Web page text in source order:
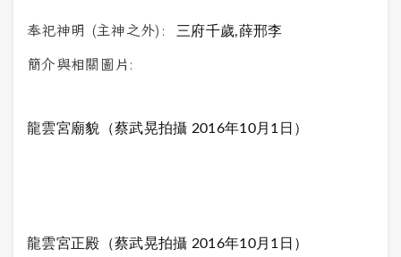
奉祀神明 (主神之外): 三府千歲,薛邢李
簡介與相關圖片:
龍雲宮廟貌（蔡武晃拍攝 2016年10月1日）
龍雲宮正殿（蔡武晃拍攝 2016年10月1日）